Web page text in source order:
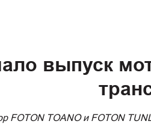
выпуск
TOANO и FOTON